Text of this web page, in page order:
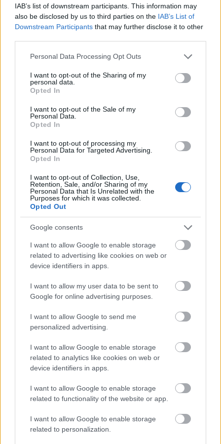
IAB’s list of downstream participants. This information may
also be disclosed by us to third parties on the IAB’s List of
Downstream Participants that may further disclose it to other
Please note that this website/app uses one or more Google
not limited to your visit or usage behaviour. You may click to
grant or deny consent to Google and its third-party tags to
use your data for below specified purposes in below Google
consent section.
Personal Data Processing Opt Outs
I want to opt-out of the Sharing of my
personal data.
Opted In
I want to opt-out of the Sale of my
Personal Data.
Opted In
I want to opt-out of processing my
Personal Data for Targeted Advertising.
Opted In
I want to opt-out of Collection, Use,
Retention, Sale, and/or Sharing of my
Personal Data that Is Unrelated with the
Purposes for which it was collected.
Opted Out
Google consents
I want to allow Google to enable storage
related to advertising like cookies on web or
device identifiers in apps.
I want to allow my user data to be sent to
Google for online advertising purposes.
I want to allow Google to send me
personalized advertising.
I want to allow Google to enable storage
related to analytics like cookies on web or
device identifiers in apps.
I want to allow Google to enable storage
related to functionality of the website or app.
I want to allow Google to enable storage
related to personalization.
Elhunyt Dallos Ibolya
2015. január 2-án, életének 73-ik évében, hosszú
betegség után elhunyt Dallos Ibolya, a Budapest
Bábszínház művésze.
Újra Spamalot a színházban és a
szinhazhu•2015. január 03.
Januártól ismét műsorra tűzik az angol humor
klasszikusát, Monty Python Spamalot című